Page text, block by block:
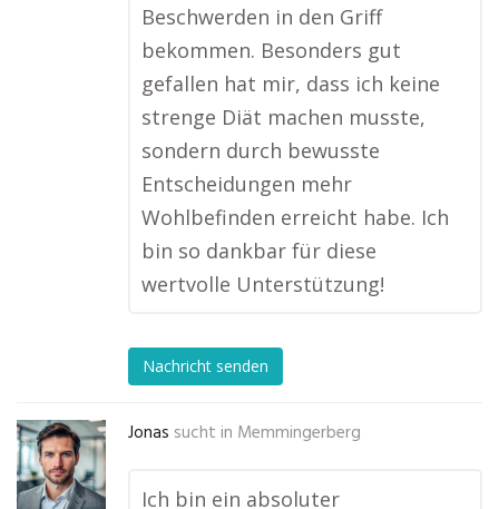
Beschwerden in den Griff
bekommen. Besonders gut
gefallen hat mir, dass ich keine
strenge Diät machen musste,
sondern durch bewusste
Entscheidungen mehr
Wohlbefinden erreicht habe. Ich
bin so dankbar für diese
wertvolle Unterstützung!
Nachricht senden
Jonas sucht in Memmingerberg
Ich bin ein absoluter